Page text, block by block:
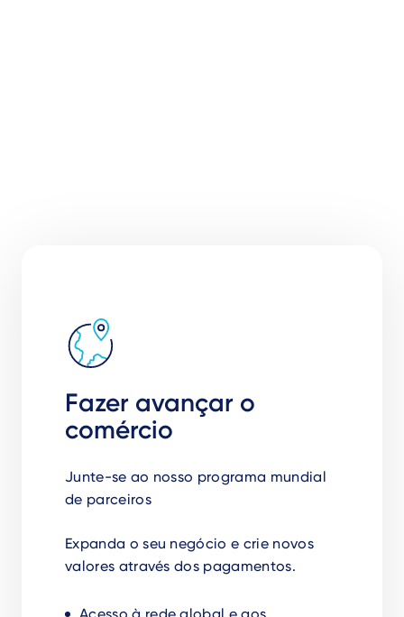
Fazer avançar o
comércio
Junte-se ao nosso programa mundial
de parceiros
Expanda o seu negócio e crie novos
valores através dos pagamentos.